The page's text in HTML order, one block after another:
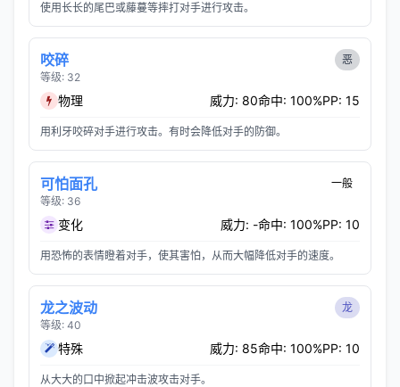
使用长长的尾巴或藤蔓等摔打对手进行攻击。
咬碎
等级: 32
恶
物理 威力: 80命中: 100%PP: 15
用利牙咬碎对手进行攻击。有时会降低对手的防御。
可怕面孔
等级: 36
一般
变化 威力: -命中: 100%PP: 10
用恐怖的表情瞪着对手，使其害怕，从而大幅降低对手的速度。
龙之波动
等级: 40
龙
特殊 威力: 85命中: 100%PP: 10
从大大的口中掀起冲击波攻击对手。